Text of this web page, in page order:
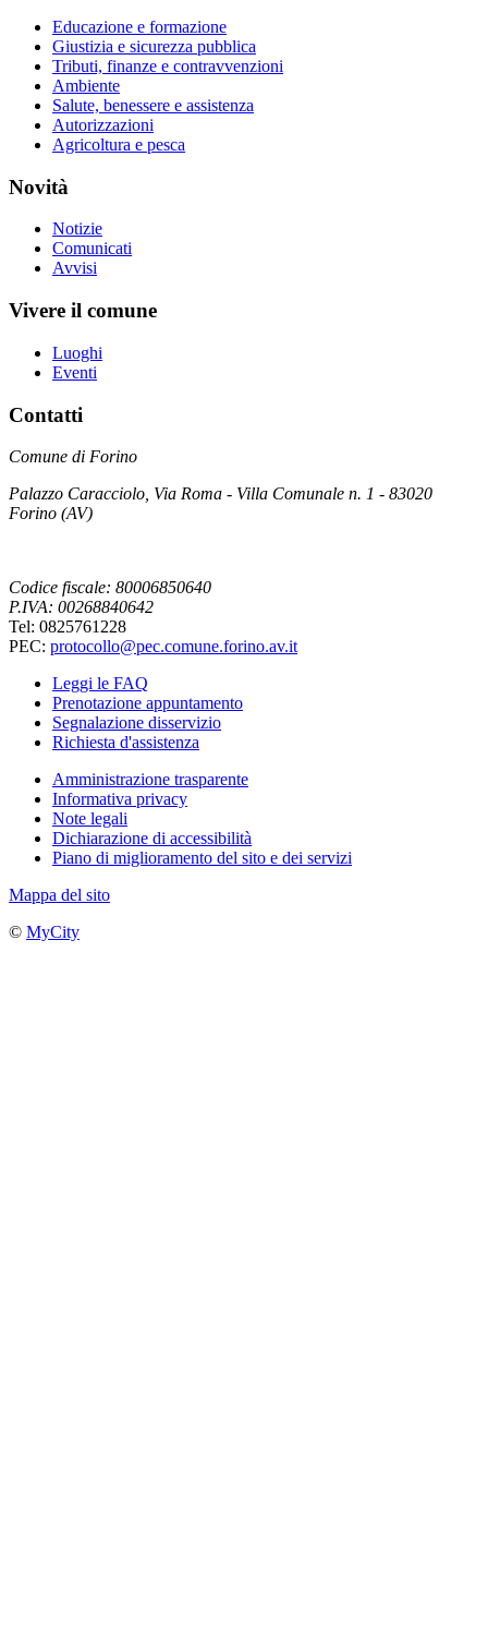
Educazione e formazione
Giustizia e sicurezza pubblica
Tributi, finanze e contravvenzioni
Ambiente
Salute, benessere e assistenza
Autorizzazioni
Agricoltura e pesca
Novità
Notizie
Comunicati
Avvisi
Vivere il comune
Luoghi
Eventi
Contatti
Comune di Forino
Palazzo Caracciolo, Via Roma - Villa Comunale n. 1 - 83020
Forino (AV)
Codice fiscale: 80006850640
P.IVA: 00268840642
Tel: 0825761228
PEC: protocollo@pec.comune.forino.av.it
Leggi le FAQ
Prenotazione appuntamento
Segnalazione disservizio
Richiesta d'assistenza
Amministrazione trasparente
Informativa privacy
Note legali
Dichiarazione di accessibilità
Piano di miglioramento del sito e dei servizi
Mappa del sito
© MyCity